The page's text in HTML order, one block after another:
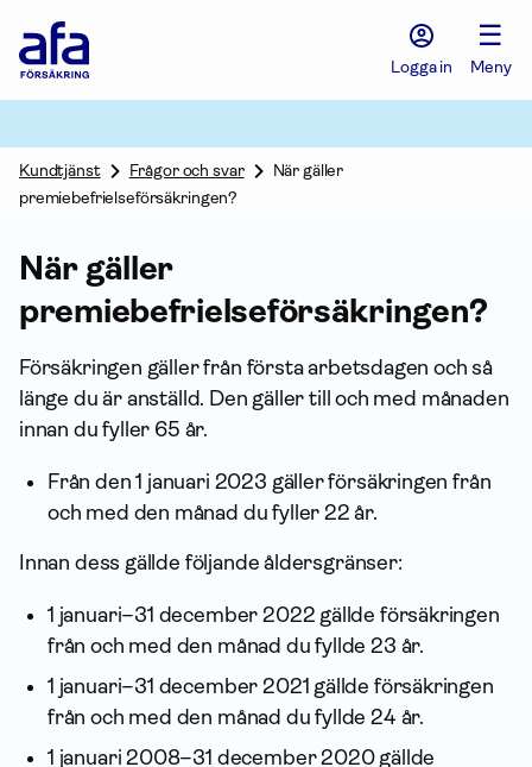
Försäkring
Logga in
☰
Meny
Kundtjänst Frågor och svar
När gäller
premiebefrielseförsäkringen?
När gäller
premiebefrielseförsäkringen?
Försäkringen gäller från första arbetsdagen och så
länge du är anställd. Den gäller till och med månaden
innan du fyller 65 år.
Från den 1 januari 2023 gäller försäkringen från
och med den månad du fyller 22 år.
Innan dess gällde följande åldersgränser:
1 januari–31 december 2022 gällde försäkringen
från och med den månad du fyllde 23 år.
1 januari–31 december 2021 gällde försäkringen
från och med den månad du fyllde 24 år.
1 januari 2008–31 december 2020 gällde